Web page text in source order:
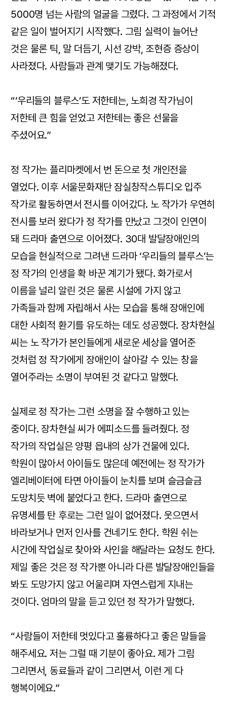
5000명 넘는 사람의 얼굴을 그렸다. 그 과정에서 기적
같은 일이 벌어지기 시작했다. 그림 실력이 늘어난
것은 물론 틱, 말 더듬기, 시선 강박, 조현증 증상이
사라졌다. 사람들과 관계 맺기도 가능해졌다.
“‘우리들의 블루스’도 저한테는, 노희경 작가님이
저한테 큰 힘을 얻었고 저한테는 좋은 선물을
주셨어요.”
정 작가는 플리마켓에서 번 돈으로 첫 개인전을
열었다. 이후 서울문화재단 잠실창작스튜디오 입주
작가로 활동하면서 전시를 이어갔다. 노 작가가 우연히
전시를 보러 왔다가 정 작가를 만났고 그것이 인연이
돼 드라마 출연으로 이어졌다. 30대 발달장애인의
모습을 현실적으로 그려낸 드라마 ‘우리들의 블루스’는
정 작가의 인생을 확 바꾼 계기가 됐다. 화가로서
이름을 널리 알린 것은 물론 시설에 가지 않고
가족들과 함께 자립해서 사는 모습을 통해 장애인에
대한 사회적 환기를 유도하는 데도 성공했다. 장차현실
씨는 노 작가가 본인들에게 새로운 세상을 열어준
것처럼 정 작가에게 장애인이 살아갈 수 있는 창을
열어주라는 소명이 부여된 것 같다고 말했다.
실제로 정 작가는 그런 소명을 잘 수행하고 있는
중이다. 장차현실 씨가 에피소드를 들려줬다. 정
작가의 작업실은 양평 읍내의 상가 건물에 있다.
학원이 많아서 아이들도 많은데 예전에는 정 작가가
엘리베이터에 타면 아이들이 눈치를 보며 슬금슬금
도망치듯 벽에 붙었다고 한다. 드라마 출연으로
유명세를 탄 후로는 그런 일이 없어졌다. 웃으면서
바라보거나 먼저 인사를 건네기도 한다. 학원 쉬는
시간에 작업실로 찾아와 사인을 해달라는 요청도 한다.
제일 좋은 것은 정 작가뿐 아니라 다른 발달장애인들을
봐도 도망가지 않고 어울리며 자연스럽게 지내는
것이다. 엄마의 말을 듣고 있던 정 작가가 말했다.
“사람들이 저한테 멋있다고 훌륭하다고 좋은 말들을
해주세요. 저는 그럴 때 기분이 좋아요. 제가 그림
그리면서, 동료들과 같이 그리면서, 이런 게 다
행복이에요.”